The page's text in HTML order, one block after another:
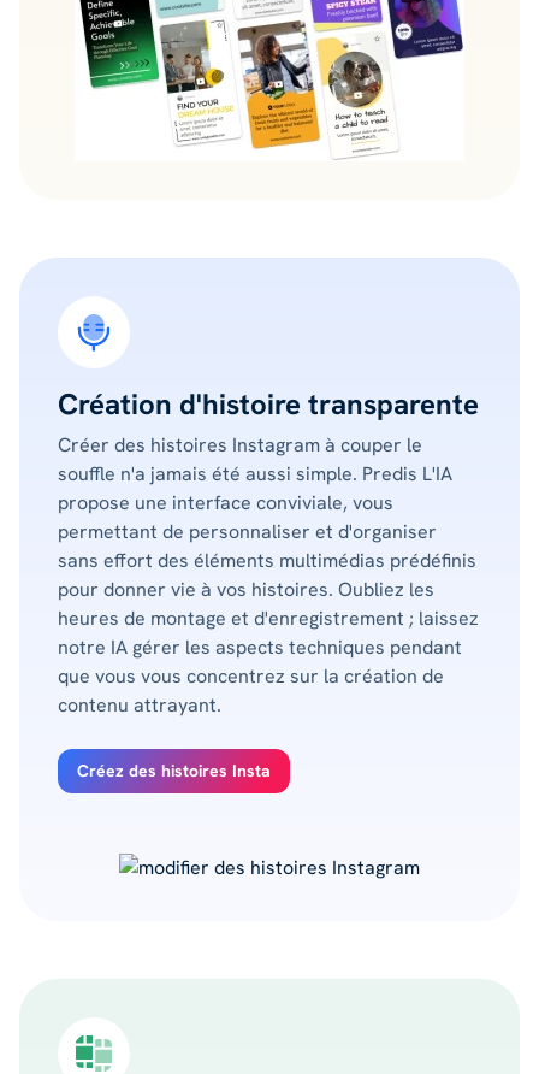
Création d'histoire transparente
Créer des histoires Instagram à couper le
souffle n'a jamais été aussi simple. Predis L'IA
propose une interface conviviale, vous
permettant de personnaliser et d'organiser
sans effort des éléments multimédias prédéfinis
pour donner vie à vos histoires. Oubliez les
heures de montage et d'enregistrement ; laissez
notre IA gérer les aspects techniques pendant
que vous vous concentrez sur la création de
contenu attrayant.
Créez des histoires Insta